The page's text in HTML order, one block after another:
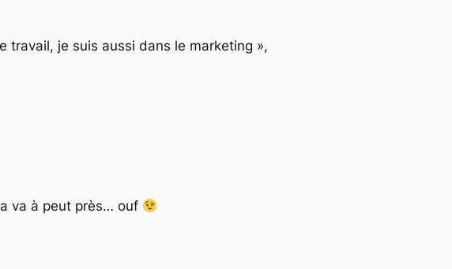
travail, je suis aussi dans le marketing »,
va à peut près… ouf